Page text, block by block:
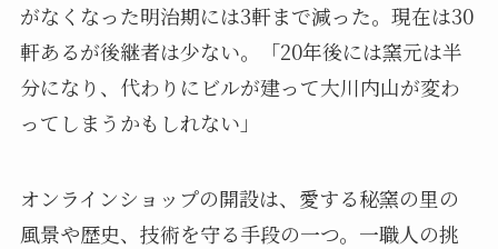
がなくなった明治期には3軒まで減った。現在は30
軒あるが後継者は少ない。「20年後には窯元は半
分になり、代わりにビルが建って大川内山が変わ
ってしまうかもしれない」
オンラインショップの開設は、愛する秘窯の里の
風景や歴史、技術を守る手段の一つ。一職人の挑